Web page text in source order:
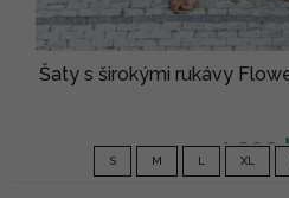
Šaty s širokými rukávy
1 290
S M L XL